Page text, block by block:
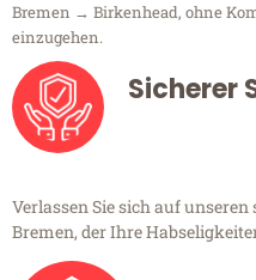
Bremen → Birkenhead, ohne
einzugehen.
Sicherer
Verlassen Sie sich auf
Bremen, der Ihre